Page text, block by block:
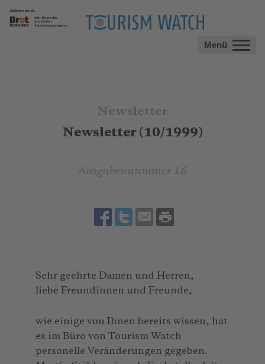
Menü
Newsletter
Newsletter (10/1999)
Ausgabennummer 16
Sehr geehrte Damen und Herren,
liebe Freundinnen und Freunde,
wie einige von Ihnen bereits wissen, hat
es im Büro von Tourism Watch
personelle Veränderungen gegeben.